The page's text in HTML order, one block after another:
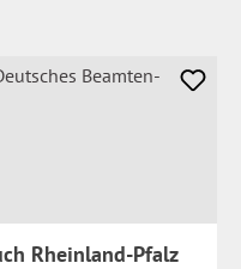
Rheinland-Pfalz